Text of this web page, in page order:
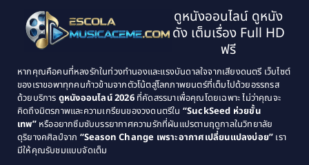
Classic หนังคลาสสิก(25)
Classic หนังคลาสสิก(134)
Classic หนังคลาสสิก(21)
Comedy ตลก(515)
Comedy ตลก(46)
1995
1994
1993
1992
1989
1988
1987
1986
1985
1984
1983
1982
ดูหนังออนไลน์ ดูหนัง
ดัง เต็มเรื่อง Full HD
ฟรี
หากคุณคือคนที่หลงรักในท่วงทำนองและแรงบันดาลใจจากเสียงดนตรี เว็บไซต์
ของเราขอพาทุกคนก้าวข้ามจากตัวโน้ตสู่โลกภาพยนตร์ที่เต็มไปด้วยอรรถรส
ด้วยบริการ ดูหนังออนไลน์ 2026ที่คัดสรรมาเพื่อคุณโดยเฉพาะ ไม่ว่าคุณจะ
คิดถึงมิตรภาพและความเกรียนของวงดนตรีใน “SuckSeed ห่วยขั้น
เทพ”หรืออยากซึมซับบรรยากาศความรักที่ผันแปรตามฤดูกาลในวิทยาลัย
ดุริยางคศิลป์จาก “Season Change เพราะอากาศเปลี่ยนแปลงบ่อย” เรา
มีให้คุณรับชมแบบจัดเต็ม